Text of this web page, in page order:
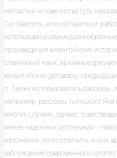
несчастья человечества суть
Составитель, или составители,
использовали самые
произведения византийских
славянский язык; архивные
византийские договоры;
п. Также использовались рассказы
например, рассказы тысяцкого
многих случаях, однако,
менее надежных источниках –
изложения легко отличить, и они,
заблуждение современного